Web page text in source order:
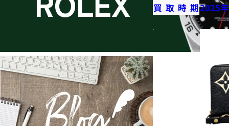
買取時期2025